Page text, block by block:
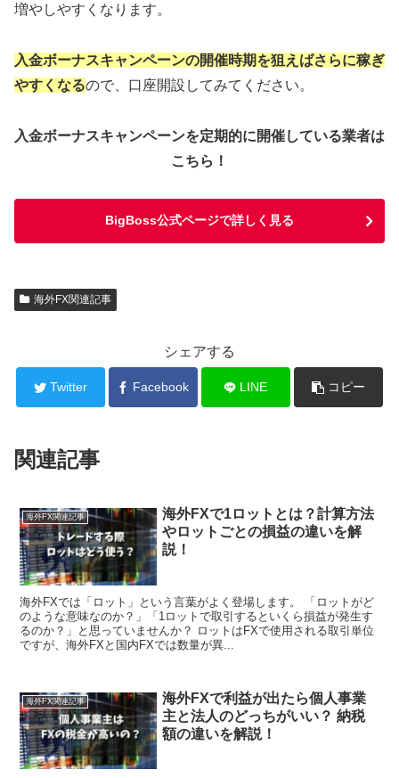
増やしやすくなります。
入金ボーナスキャンペーンの開催時期を狙えばさらに稼ぎ
やすくなるので、口座開設してみてください。
入金ボーナスキャンペーンを定期的に開催している業者は
こちら！
BigBoss公式ページで詳しく見る
海外FX関連記事
シェアする
Twitter Facebook LINE コピー
関連記事
海外FX関連記事
海外FXで1ロットとは？計算方法
やロットごとの損益の違いを解
説！
海外FXでは「ロット」という言葉がよく登場します。 「ロットがど
のような意味なのか？」「1ロットで取引するといくら損益が発生す
るのか？」と思っていませんか？ ロットはFXで使用される取引単位
ですが、海外FXと国内FXでは数量が異...
海外FX関連記事
海外FXで利益が出たら個人事業
主と法人のどっちがいい？ 納税
額の違いを解説！